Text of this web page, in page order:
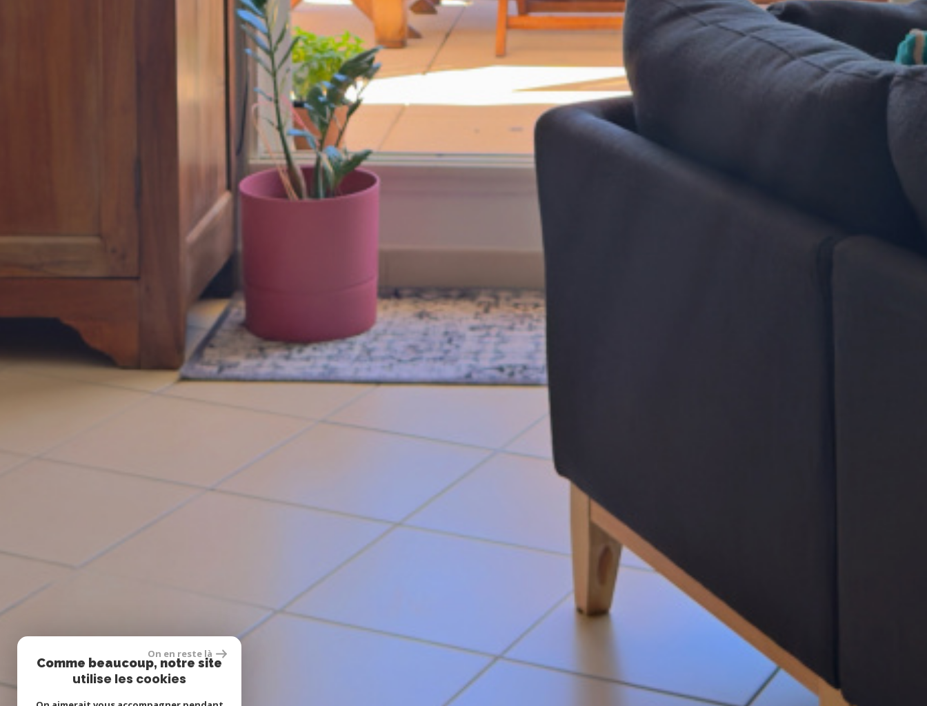
On en reste là
Comme beaucoup, notre site
utilise les cookies